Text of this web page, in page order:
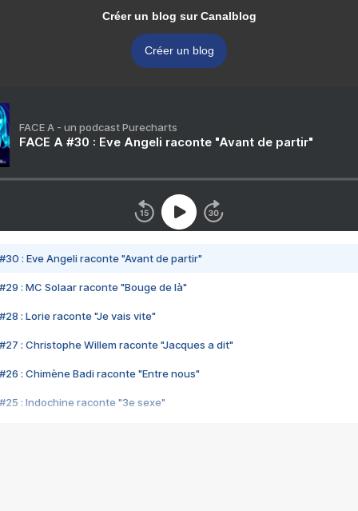
Créer un blog sur Canalblog
Créer un blog
FACE A - un podcast Purecharts
FACE A #30 : Eve Angeli raconte "Avant de partir"
#30 : Eve Angeli raconte "Avant de partir"
#29 : MC Solaar raconte "Bouge de là"
#28 : Lorie raconte "Je vais vite"
#27 : Christophe Willem raconte "Jacques a dit"
#26 : Chimène Badi raconte "Entre nous"
#25 : Indochine raconte "3e sexe"